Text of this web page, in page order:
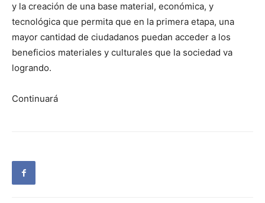
y la creación de una base material, económica, y
tecnológica que permita que en la primera etapa, una
mayor cantidad de ciudadanos puedan acceder a los
beneficios materiales y culturales que la sociedad va
logrando.
Continuará